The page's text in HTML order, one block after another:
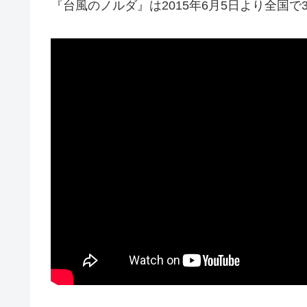
『台風のノルダ』は2015年6月5日より全国で